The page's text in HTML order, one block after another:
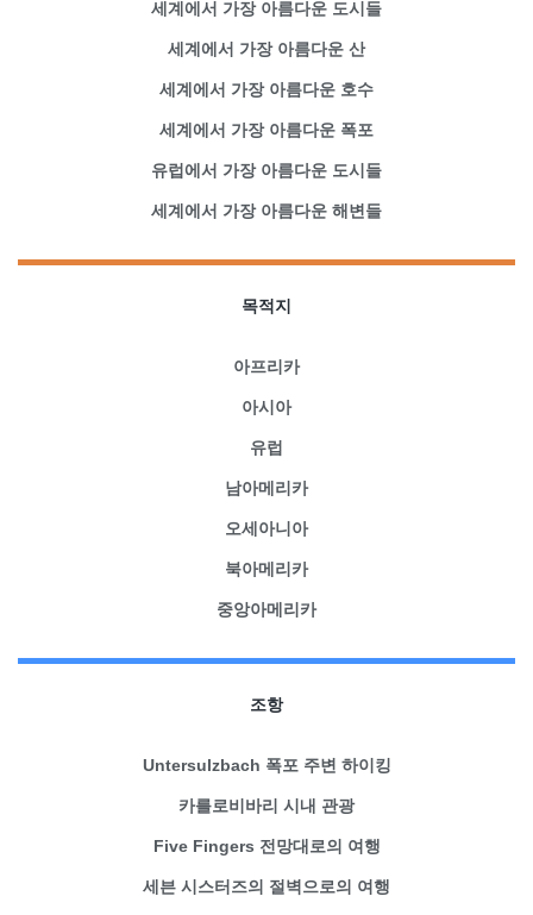
세계에서 가장 아름다운 도시들
세계에서 가장 아름다운 산
세계에서 가장 아름다운 호수
세계에서 가장 아름다운 폭포
유럽에서 가장 아름다운 도시들
세계에서 가장 아름다운 해변들
목적지
아프리카
아시아
유럽
남아메리카
오세아니아
북아메리카
중앙아메리카
조항
Untersulzbach 폭포 주변 하이킹
카를로비바리 시내 관광
Five Fingers 전망대로의 여행
세븐 시스터즈의 절벽으로의 여행